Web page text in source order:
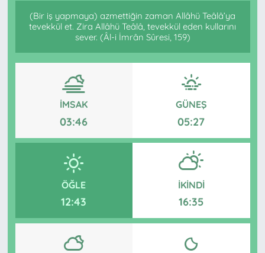
(Bir iş yapmaya) azmettiğin zaman Allâhü Teâlâ’ya
tevekkül et. Zira Allâhü Teâlâ, tevekkül eden kullarını
sever. (Âl-i İmrân Sûresi, 159)
İMSAK
03:46
GÜNEŞ
05:27
ÖĞLE
12:43
İKINDI
16:35